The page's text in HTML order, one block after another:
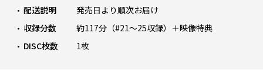
配送説明
発売日より順次お届け
収録分数
約117分（#21～25収録）＋映像特典
DISC枚数
1枚